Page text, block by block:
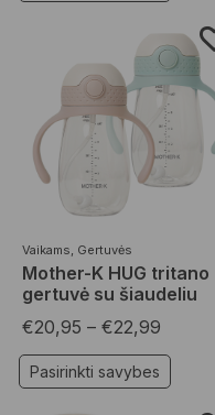
Vaikams, Gertuvės
Mother-K HUG tritano
gertuvė su šiaudeliu
€20,95 – €22,99
Pasirinkti savybes